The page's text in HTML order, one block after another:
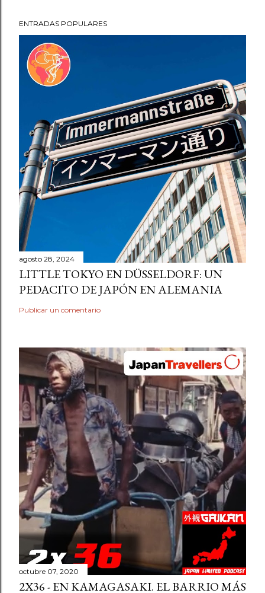
ENTRADAS POPULARES
agosto 28, 2024
LITTLE TOKYO EN DÜSSELDORF: UN
PEDACITO DE JAPÓN EN ALEMANIA
Publicar un comentario
octubre 07, 2020
2X36 - EN KAMAGASAKI. EL BARRIO MÁS